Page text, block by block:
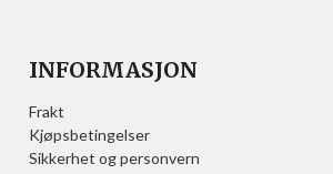
INFORMASJON
Frakt
Kjøpsbetingelser
Sikkerhet og personvern